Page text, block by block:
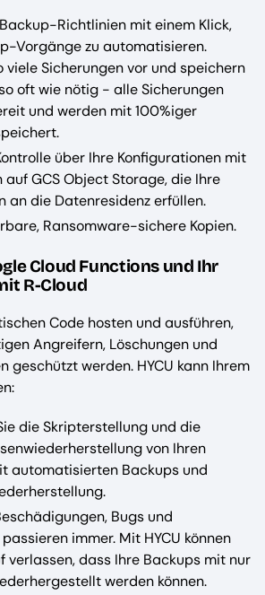
Richtlinien mit einem Klick,
Vorgänge zu automatisieren.
viele Sicherungen vor und speichern
oft wie nötig - alle Sicherungen
und werden mit 100%iger
über Ihre Konfigurationen mit
GCS Object Storage, die Ihre
an die Datenresidenz erfüllen.
Ransomware-sichere Kopien.
Cloud Functions und Ihr
R-Cloud
Code hosten und ausführen,
Angreifern, Löschungen und
geschützt werden. HYCU kann Ihrem
die Skripterstellung und die
von Ihren
automatisierten Backups und
Bugs und
immer. Mit HYCU können
verlassen, dass Ihre Backups mit nur
werden können.